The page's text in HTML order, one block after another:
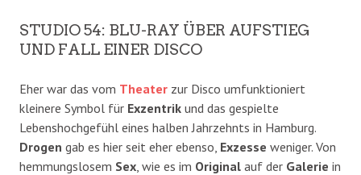
STUDIO 54: BLU-RAY ÜBER AUFSTIEG
UND FALL EINER DISCO
Eher war das vom Theater zur Disco umfunktioniert
kleinere Symbol für Exzentrik und das gespielte
Lebenshochgefühl eines halben Jahrzehnts in Hamburg.
Drogen gab es hier seit eher ebenso, Exzesse weniger. Von
hemmungslosem Sex , wie es im Original auf der Galerie in